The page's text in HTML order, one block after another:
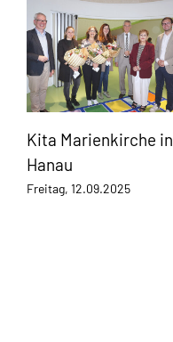
Kita Marienkirche in
Hanau
Freitag, 12.09.2025